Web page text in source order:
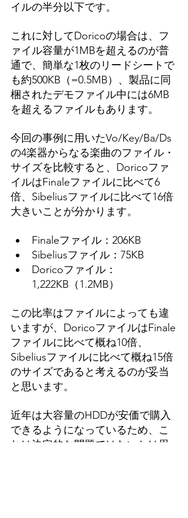
イルの半分以下です。
これに対してDoricoの場合は、フ
ァイル容量が1MBを超えるのが普
通で、簡単な1枚のリードシートで
も約500KB（=0.5MB）、製品に同
梱されたデモファイル中には6MB
を超えるファイルもあります。
今回の事例に用いたVo/Key/Ba/Ds
の4楽器からなる楽曲のファイル・
サイズを比較すると、Doricoファ
イルはFinaleファイルに比べて6
倍、Sibeliusファイルに比べて16倍
大きいことが分かります。
Finaleファイル：206KB
Sibeliusファイル：75KB
Doricoファイル：
1,222KB（1.2MB）
この比率はファイルによっても違
いますが、DoricoファイルはFinale
ファイルに比べて概ね10倍、
Sibeliusファイルに比べて概ね15倍
のサイズであると考えるのが妥当
と思います。
近年は大容量のHDDが安価で購入
できるようになっているため、こ
れは決定的な問題ではないとは思